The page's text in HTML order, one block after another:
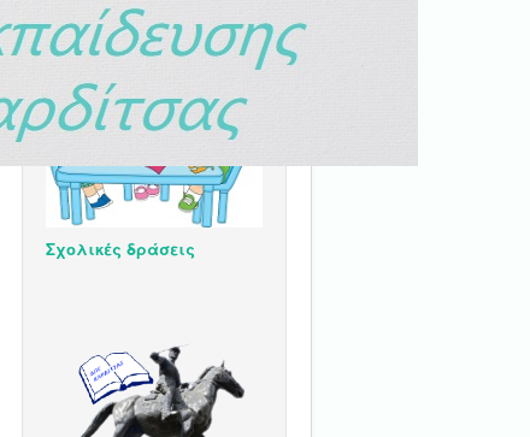
Σχολικές δράσεις